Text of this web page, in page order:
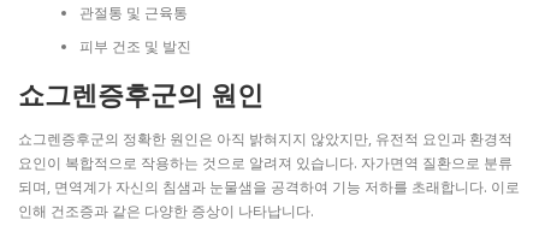
관절통 및 근육통
피부 건조 및 발진
쇼그렌증후군의 원인
쇼그렌증후군의 정확한 원인은 아직 밝혀지지 않았지만, 유전적 요인과 환경적
요인이 복합적으로 작용하는 것으로 알려져 있습니다. 자가면역 질환으로 분류
되며, 면역계가 자신의 침샘과 눈물샘을 공격하여 기능 저하를 초래합니다. 이로
인해 건조증과 같은 다양한 증상이 나타납니다.